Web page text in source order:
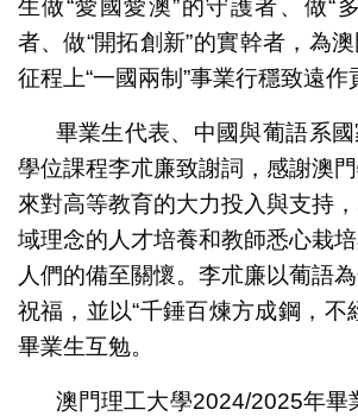
生做“愛國愛澳”的守護者、做“
者、做“開拓創新”的實幹者，為
征程上“一國兩制”事業行穩致遠作
畢業生代表、中國與葡語系
學位課程李朮廉致謝詞，感謝澳
來對高等教育的大力投入與支持
域理念的人才培養和教師悉心栽
人們的備至關懷。李朮廉以葡語
祝福，並以“千錘百煉方成鋼，不
畢業生互勉。
澳門理工大學2024/2025年畢